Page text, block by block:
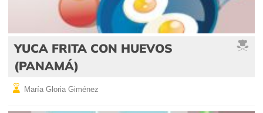
YUCA FRITA CON HUEVOS
(PANAMÁ)
María Gloria Giménez